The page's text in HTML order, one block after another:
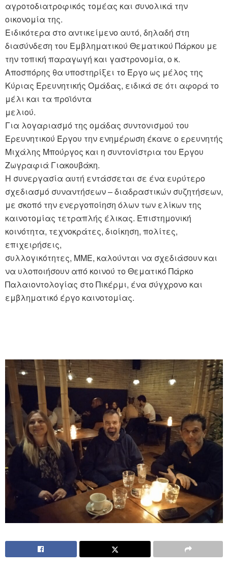
αγροτοδιατροφικός τομέας και συνολικά την
οικονομία της.
Ειδικότερα στο αντικείμενο αυτό, δηλαδή στη
διασύνδεση του Εμβληματικού Θεματικού Πάρκου με
την τοπική παραγωγή και γαστρονομία, ο κ.
Αποσπόρης θα υποστηρίξει το Έργο ως μέλος της
Κύριας Ερευνητικής Ομάδας, ειδικά σε ότι αφορά το
μέλι και τα προϊόντα
μελιού.
Για λογαριασμό της ομάδας συντονισμού του
Ερευνητικού Έργου την ενημέρωση έκανε ο ερευνητής
Μιχάλης Μπούργος και η συντονίστρια του Έργου
Ζωγραφιά Γιακουβάκη.
Η συνεργασία αυτή εντάσσεται σε ένα ευρύτερο
σχεδιασμό συναντήσεων – διαδραστικών συζητήσεων,
με σκοπό την ενεργοποίηση όλων των ελίκων της
καινοτομίας τετραπλής έλικας. Επιστημονική
κοινότητα, τεχνοκράτες, διοίκηση, πολίτες,
επιχειρήσεις,
συλλογικότητες, ΜΜΕ, καλούνται να σχεδιάσουν και
να υλοποιήσουν από κοινού το Θεματικό Πάρκο
Παλαιοντολογίας στο Πικέρμι, ένα σύγχρονο και
εμβληματικό έργο καινοτομίας.